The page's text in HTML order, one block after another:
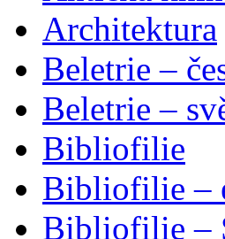
Architektura
Beletrie –
Beletrie –
Bibliofilie
Bibliofilie –
Bibliofilie –